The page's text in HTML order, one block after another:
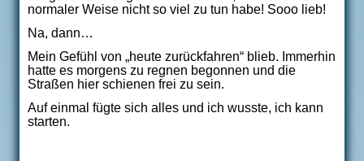
normaler Weise nicht so viel zu tun habe! Sooo lieb!
Na, dann…
Mein Gefühl von „heute zurückfahren“ blieb. Immerhin
hatte es morgens zu regnen begonnen und die
Straßen hier schienen frei zu sein.
Auf einmal fügte sich alles und ich wusste, ich kann
starten.